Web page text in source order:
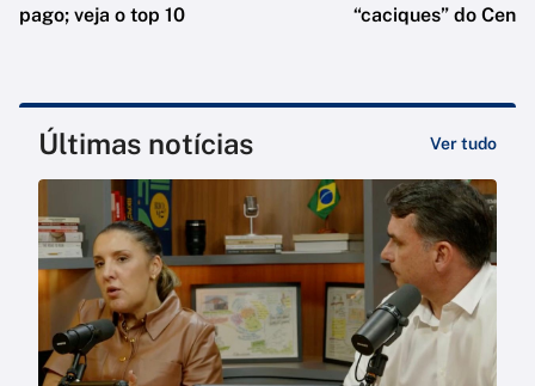
pago; veja o top 10
“caciques” do
Últimas notícias Ver tudo